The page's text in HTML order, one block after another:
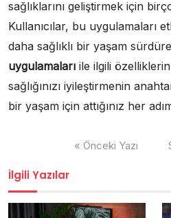
sağlıklarını geliştirmek için
Kullanıcılar, bu uygulamaları
daha sağlıklı bir yaşam
uygulamaları ile ilgili
sağlığınızı iyileştirmenin
bir yaşam için attığınız her
« Önceki Yazı
İlgili Yazılar